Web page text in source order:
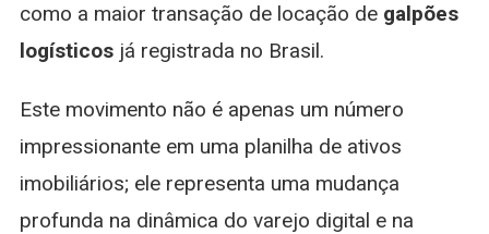
como a maior transação de locação de galpões
logísticosjá registrada no Brasil.
Este movimento não é apenas um número
impressionante em uma planilha de ativos
imobiliários; ele representa uma mudança
profunda na dinâmica do varejo digital e na